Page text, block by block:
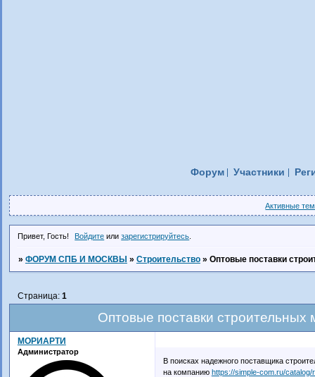
Форум Участники
Активные
Привет, Гость! Войдите илизарегистрируйтесь
» ФОРУМ СПБ И МОСКВЫ » Строительство » Оптовые поставки
Оптовые поставки строительных
Страница: 1
МОРИАРТИ
Администратор
В поисках надежного поставщика
на компанию https://simple-com.ru/